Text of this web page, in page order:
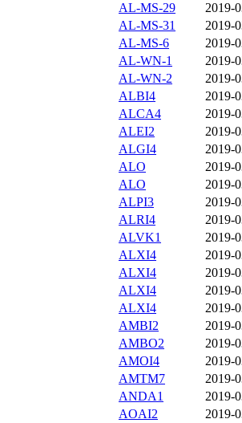
AL-MS-29
2019-
AL-MS-31
2019-
AL-MS-6
2019-
AL-WN-1
2019-
AL-WN-2
2019-
ALBI4
2019-
ALCA4
2019-
ALEI2
2019-
ALGI4
2019-
ALO
2019-
ALO
2019-
ALPI3
2019-
ALRI4
2019-
ALVK1
2019-
ALXI4
2019-
ALXI4
2019-
ALXI4
2019-
ALXI4
2019-
AMBI2
2019-
AMBO2
2019-
AMOI4
2019-
AMTM7
2019-
ANDA1
2019-
AOAI2
2019-